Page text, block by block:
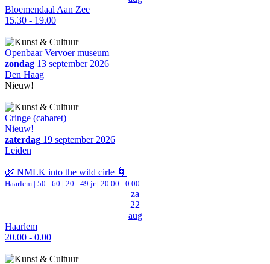
Bloemendaal Aan Zee
15.30 - 19.00
Openbaar Vervoer museum
zondag 13 september 2026
Den Haag
Nieuw!
Cringe (cabaret)
Nieuw!
zaterdag 19 september 2026
Leiden
🌿 NMLK into the wild cirle 🌀
Haarlem | 50 - 60 | 20 - 49 jr | 20.00 - 0.00
za
22
aug
Haarlem
20.00 - 0.00